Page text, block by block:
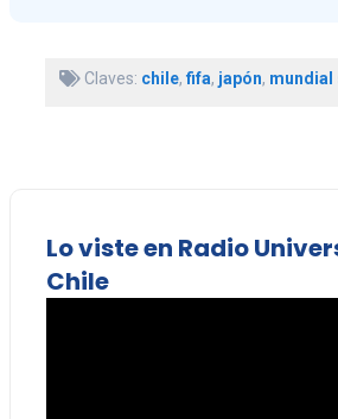
Claves: chile, fifa, japón, mundial
Lo viste en Radio
Chile